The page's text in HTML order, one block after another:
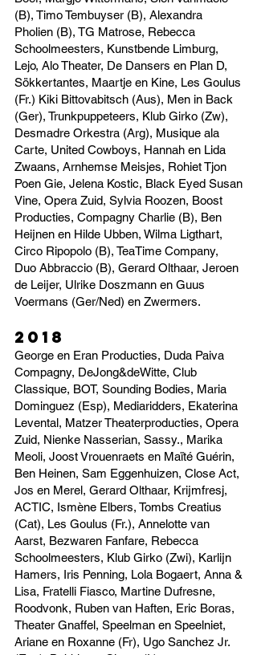
(B), Timo Tembuyser (B), Alexandra
Pholien (B), TG Matrose, Rebecca
Schoolmeesters, Kunstbende Limburg,
Lejo, Alo Theater, De Dansers en Plan D,
Sökkertantes, Maartje en Kine, Les Goulus
(Fr.) Kiki Bittovabitsch (Aus), Men in Back
(Ger), Trunkpuppeteers, Klub Girko (Zw),
Desmadre Orkestra (Arg), Musique ala
Carte, United Cowboys, Hannah en Lida
Zwaans, Arnhemse Meisjes, Rohiet Tjon
Poen Gie, Jelena Kostic, Black Eyed Susan
Vine, Opera Zuid, Sylvia Roozen, Boost
Producties, Compagny Charlie (B), Ben
Heijnen en Hilde Ubben, Wilma Ligthart,
Circo Ripopolo (B), TeaTime Company,
Duo Abbraccio (B), Gerard Olthaar, Jeroen
de Leijer, Ulrike Doszmann en Guus
Voermans (Ger/Ned) en Zwermers.
2018
George en Eran Producties, Duda Paiva
Compagny, DeJong&deWitte, Club
Classique, BOT, Sounding Bodies, Maria
Dominguez (Esp), Mediaridders, Ekaterina
Levental, Matzer Theaterproducties, Opera
Zuid, Nienke Nasserian, Sassy., Marika
Meoli, Joost Vrouenraets en Maïté Guérin,
Ben Heinen, Sam Eggenhuizen, Close Act,
Jos en Merel, Gerard Olthaar, Krijmfresj,
ACTIC, Ismène Elbers, Tombs Creatius
(Cat), Les Goulus (Fr.), Annelotte van
Aarst, Bezwaren Fanfare, Rebecca
Schoolmeesters, Klub Girko (Zwi), Karlijn
Hamers, Iris Penning, Lola Bogaert, Anna &
Lisa, Fratelli Fiasco, Martine Dufresne,
Roodvonk, Ruben van Haften, Eric Boras,
Theater Gnaffel, Speelman en Speelniet,
Ariane en Roxanne (Fr), Ugo Sanchez Jr.